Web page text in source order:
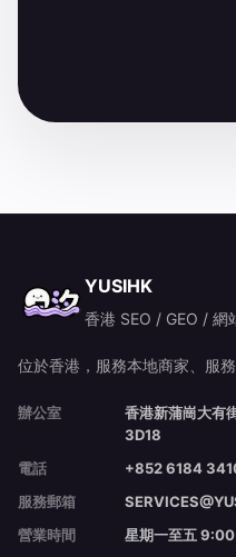
YUSIHK
香港 SEO / GEO / 網
位於香港，服務本地商家、服
辦公室
香港新蒲崗大有
3D18
電話
+852 6184
服務郵箱
營業時間
星期一至五